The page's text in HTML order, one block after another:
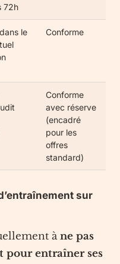
72h
le
Conforme
Conforme
avec réserve
(encadré
pour les
offres
standard)
sur
àne pas
pour entraîner ses